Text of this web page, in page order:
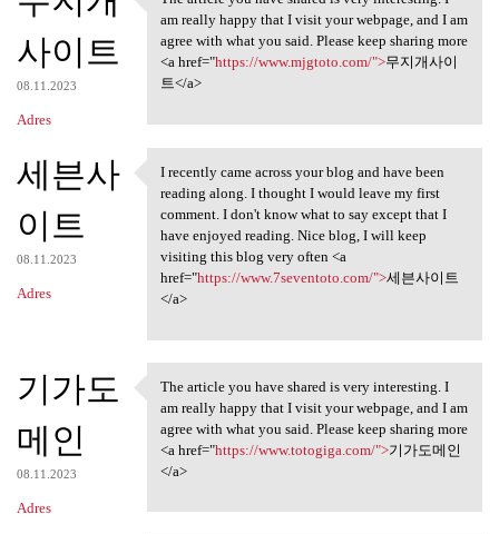
사이트
08.11.2023
Adres
The article you have shared
am really happy that I visit your webpage, and I am
agree with what you said. Please keep sharing more
<a href="https://www.mjgtoto.com/">무지개사이
트</a>
세븐사
이트
08.11.2023
Adres
I recently came across your
I recently came across your blog and have been
reading along. I thought I would leave my first
comment. I don't know what to say except that I
have enjoyed reading. Nice blog, I will keep
visiting this blog very often <a
href="https://www.7seventoto.com/">세븐사이트
</a>
기가도
메인
08.11.2023
Adres
The article you have shared
The article you have shared is very interesting. I
am really happy that I visit your webpage, and I am
agree with what you said. Please keep sharing more
<a href="https://www.totogiga.com/">기가도메인
</a>